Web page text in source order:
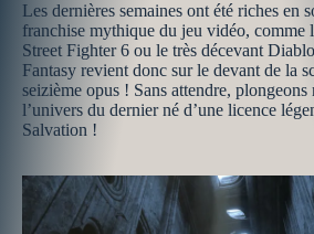
Les dernières semaines ont été riches en
franchise mythique du jeu vidéo, comme
Street Fighter 6 ou le très décevant
Fantasy revient donc sur le devant de la
seizième opus ! Sans attendre, plongeons
l’univers du dernier né d’une licence
Salvation !